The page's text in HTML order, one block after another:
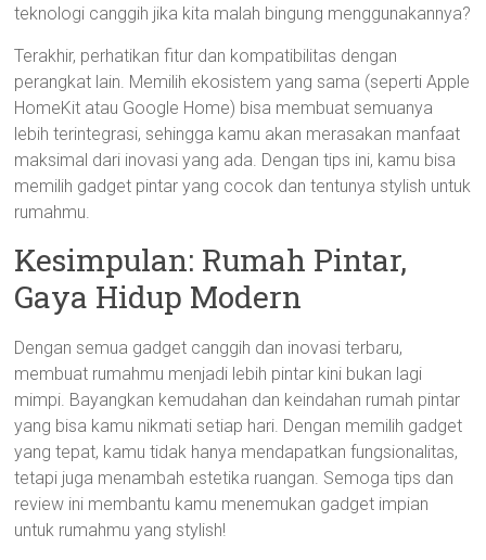
teknologi canggih jika kita malah bingung menggunakannya?
Terakhir, perhatikan fitur dan kompatibilitas dengan
perangkat lain. Memilih ekosistem yang sama (seperti Apple
HomeKit atau Google Home) bisa membuat semuanya
lebih terintegrasi, sehingga kamu akan merasakan manfaat
maksimal dari inovasi yang ada. Dengan tips ini, kamu bisa
memilih gadget pintar yang cocok dan tentunya stylish untuk
rumahmu.
Kesimpulan: Rumah Pintar,
Gaya Hidup Modern
Dengan semua gadget canggih dan inovasi terbaru,
membuat rumahmu menjadi lebih pintar kini bukan lagi
mimpi. Bayangkan kemudahan dan keindahan rumah pintar
yang bisa kamu nikmati setiap hari. Dengan memilih gadget
yang tepat, kamu tidak hanya mendapatkan fungsionalitas,
tetapi juga menambah estetika ruangan. Semoga tips dan
review ini membantu kamu menemukan gadget impian
untuk rumahmu yang stylish!